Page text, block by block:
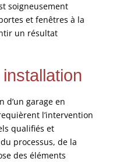
soigneusement
et fenêtres à la
un résultat
d’un garage en
l’intervention
qualifiés et
processus, de la
des éléments